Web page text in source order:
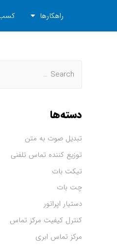
راهکارها کسب
دسته‌ها
تبدیل صوت به متن
توزیع کننده تماس تلفنی
تیکت بات
چت بات
دستیار اپراتور
کنترل کیفیت مرکز تماس
مرکز تماس ابری